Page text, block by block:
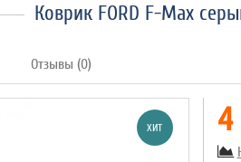
Коврик FORD F-Max
Отзывы (0)
ХИТ 4